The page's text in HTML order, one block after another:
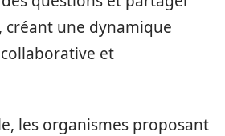
créant une dynamique
et
les organismes proposant